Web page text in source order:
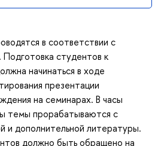
в соответствии с
студентов к
начинаться в ходе
презентации
на семинарах. В часы
темы прорабатываются с
и дополнительной литературы.
должно быть обращено на